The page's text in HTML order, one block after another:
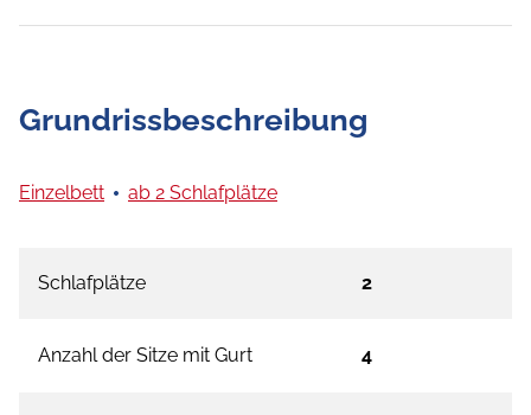
Grundrissbeschreibung
Einzelbett ab 2 Schlafplätze
Schlafplätze 2
Anzahl der Sitze mit Gurt 4